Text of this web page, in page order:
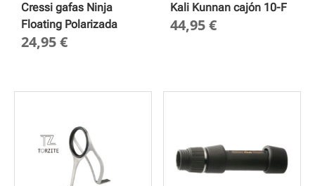
Cressi gafas Ninja
Floating Polarizada
24,95€
Kali Kunnan cajón 10-F
44,95€